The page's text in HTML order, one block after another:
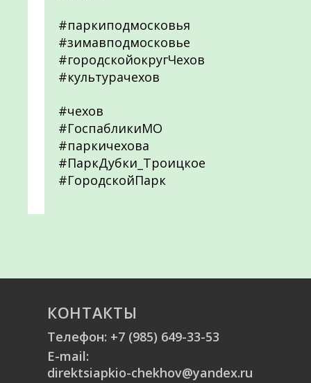
#паркиподмосковья
#зимавподмосковье
#городскойокругЧехов
#культурачехов
#чехов
#ГоспабликиМО
#паркичехова
#ПаркДубки_Троицкое
#ГородскойПарк
КОНТАКТЫ
Телефон: +7 (985) 649-33-53
E-mail:
direktsiapkio-chekhov@yandex.ru